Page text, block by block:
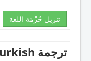
تنزيل حُزْمَة اللغة
ترجمة Turkish لـ جوملا 1.5